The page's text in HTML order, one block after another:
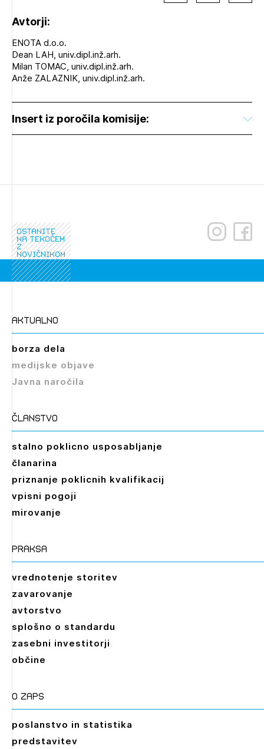
Izbrana vsebina je namenjena le ZAPS
registriranim uporabnikom. Da lahko do nje
dostopate, se je potrebno prijaviti.
PRIJAVITE SE REGISTRIRAJTE SE
Avtorji:
ENOTA d.o.o.
Dean LAH, univ.dipl.inž.arh.
Milan TOMAC, univ.dipl.inž.arh.
Anže ZALAZNIK, univ.dipl.inž.arh.
Insert iz poročila komisije:
ostanite
na tekočem
z
novičnikom
aktualno
borza dela
medijske objave
Javna naročila
članstvo
stalno poklicno usposabljanje
članarina
priznanje poklicnih kvalifikacij
vpisni pogoji
mirovanje
praksa
vrednotenje storitev
zavarovanje
avtorstvo
splošno o standardu
zasebni investitorji
občine
O zaps
poslanstvo in statistika
predstavitev